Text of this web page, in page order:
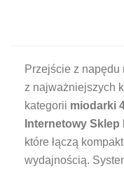
Przejście z napędu
z najważniejszych
kategorii miodarki
Internetowy
które łączą
wydajnością.